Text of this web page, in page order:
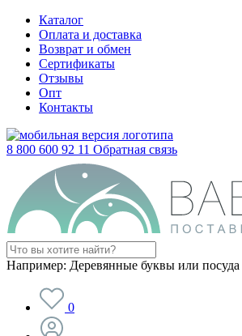
Каталог
Оплата и доставка
Возврат и обмен
Сертификаты
Отзывы
Опт
Контакты
8 800 600 92 11 Обратная связь
Например: Деревянные буквы или посуда
0